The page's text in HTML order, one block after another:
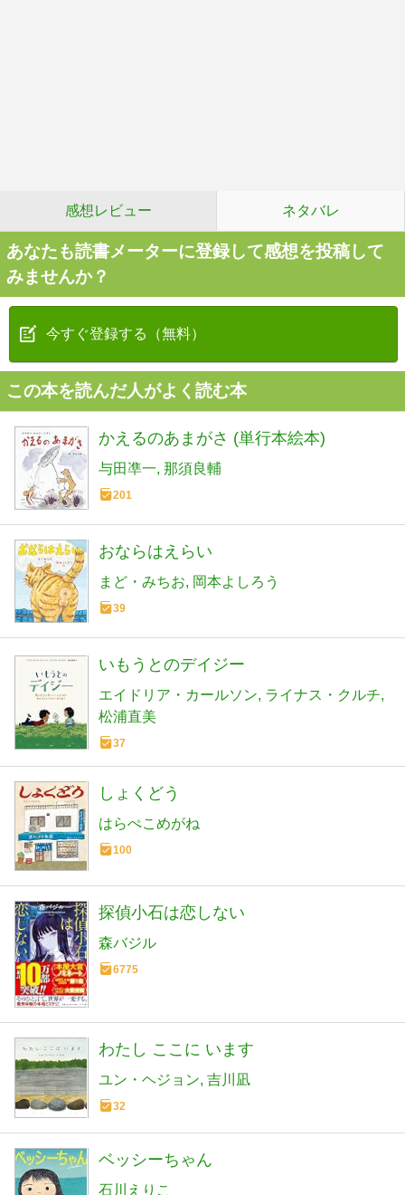
感想レビュー ネタバレ
あなたも読書メーターに登録して感想を投稿して
みませんか？
今すぐ登録する（無料）
この本を読んだ人がよく読む本
かえるのあまがさ (単行本絵本)
与田凖一 那須良輔
201
おならはえらい
まど・みちお 岡本よしろう
39
いもうとのデイジー
エイドリア・カールソン ライナス・クルチ
松浦直美
37
しょくどう
はらぺこめがね
100
探偵小石は恋しない
森バジル
6775
わたし ここに います
ユン・ヘジョン 吉川凪
32
ベッシーちゃん
石川えりこ